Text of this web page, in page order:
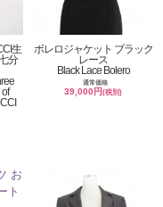
生
分
ボレロジャケット ブラック
レース
Black Lace Bolero
通常価格
39,000円(税別)